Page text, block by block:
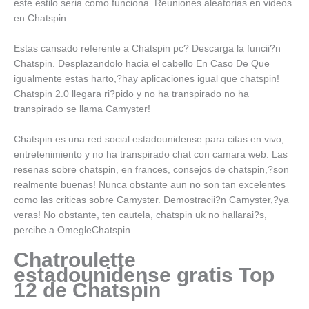
este estilo seri­a como funciona. Reuniones aleatorias en videos
en Chatspin.
Estas cansado referente a Chatspin pc? Descarga la funcii?n
Chatspin. Desplazandolo hacia el cabello En Caso De Que
igualmente estas harto,?hay aplicaciones igual que chatspin!
Chatspin 2.0 llegara ri?pido y no ha transpirado no ha
transpirado se llama Camyster!
Chatspin es una red social estadounidense para citas en vivo,
entretenimiento y no ha transpirado chat con camara web. Las
resenas sobre chatspin, en frances, consejos de chatspin,?son
realmente buenas! Nunca obstante aun no son tan excelentes
como las criticas sobre Camyster. Demostracii?n Camyster,?ya
veras! No obstante, ten cautela, chatspin uk no hallarai?s,
percibe a OmegleChatspin.
Chatroulette
estadounidense gratis Top
12 de Chatspin